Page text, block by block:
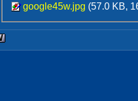
google45w.jpg (57.0 KB,